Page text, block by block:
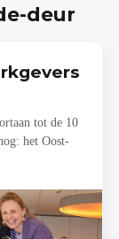
deur
tot de 10
het Oost-